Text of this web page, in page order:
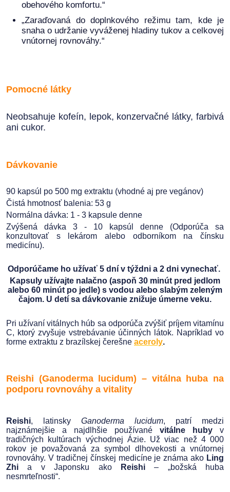
obehového komfortu.“
„Zaraďovaná do doplnkového režimu tam, kde je
snaha o udržanie vyváženej hladiny tukov a celkovej
vnútornej rovnováhy.“
Pomocné látky
Neobsahuje kofeín, lepok, konzervačné látky, farbivá
ani cukor.
Dávkovanie
90 kapsúl po 500 mg extraktu (vhodné aj pre vegánov)
Čistá hmotnosť balenia: 53 g
Normálna dávka: 1 - 3 kapsule denne
Zvýšená dávka 3 - 10 kapsúl denne (Odporúča sa
konzultovať s lekárom alebo odborníkom na čínsku
medicínu).
Odporúčame ho užívať 5 dní v týždni a 2 dni vynechať.
Kapsuly užívajte nalačno (aspoň 30 minút pred jedlom
alebo 60 minút po jedle) s vodou alebo slabým zeleným
čajom. U detí sa dávkovanie znižuje úmerne veku.
Pri užívaní vitálnych húb sa odporúča zvýšiť príjem vitamínu
C, ktorý zvyšuje vstrebávanie účinných látok. Napríklad vo
forme extraktu z brazílskej čerešne aceroly.
Reishi (Ganoderma lucidum) – vitálna huba na
podporu rovnováhy a vitality
Reishi, latinsky Ganoderma lucidum, patrí medzi
najznámejšie a najdlhšie používané vitálne huby v
tradičných kultúrach východnej Ázie. Už viac než 4 000
rokov je považovaná za symbol dlhovekosti a vnútornej
rovnováhy. V tradičnej čínskej medicíne je známa ako Ling
Zhi a v Japonsku ako Reishi– „božská huba
nesmrteľnosti“.